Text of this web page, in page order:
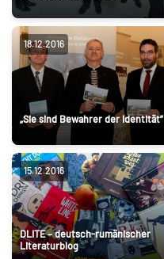
18.12.2016
„Sie sind Bewahrer der Identität”
15.12.2016
DLITE – deutsch-rumänischer
Literaturblog